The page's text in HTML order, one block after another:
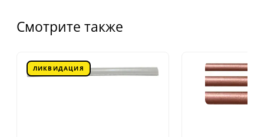
Смотрите также
ЛИКВИДАЦИЯ